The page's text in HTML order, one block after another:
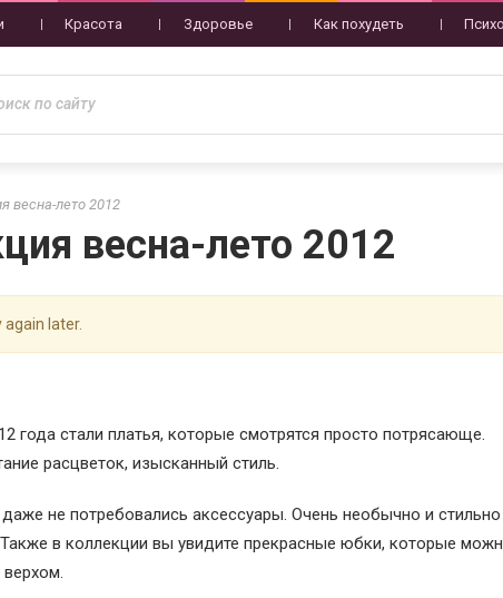
Красота Здоровье Как похудеть
весна-лето 2012
весна-лето 2012
later.
года стали платья, которые смотрятся просто потрясающе.
расцветок, изысканный стиль.
не потребовались аксессуары. Очень необычно и стильно
в коллекции вы увидите прекрасные юбки, которые